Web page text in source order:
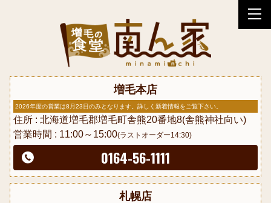
増毛本店
2026年度の営業は8月23日のみとなります。詳しく新着情報をご覧下さい。
住所 : 北海道増毛郡増毛町舎熊20番地8(舎熊神社向い)
営業時間 : 11:00～15:00(ラストオーダー14:30)
0164-56-1111
札幌店